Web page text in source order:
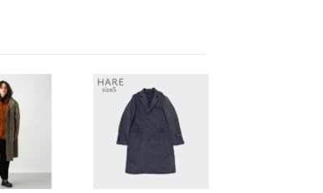
業させて頂いております。
置きや専用ページには対応できかねま